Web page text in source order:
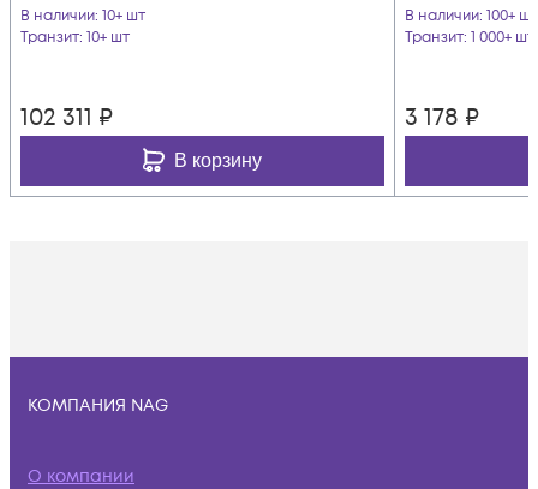
В наличии: 10+ шт
Транзит: 10+ шт
102 311 ₽
В корзину
В наличии: 100+ шт
Транзит: 1 000+ шт
3 178 ₽
КОМПАНИЯ NAG
О компании